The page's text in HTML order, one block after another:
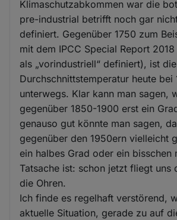
Klimaschutzabkommen war die
pre-industrial betrifft noch gar
definiert. Gegenüber 1750 zum
mit dem IPCC Special Report
als „vorindustriell“ definiert), ist
Durchschnittstemperatur heute bei
unterwegs. Klar kann man sagen,
gegenüber 1850-1900 erst ein
genauso gut könnte man sagen,
gegenüber den 1950ern vielleicht
ein halbes Grad oder ein bisschen
Tatsache ist: schon jetzt fliegt uns
die Ohren.
Ich finde es regelhaft verstörend,
aktuelle Situation, gerade zu auf